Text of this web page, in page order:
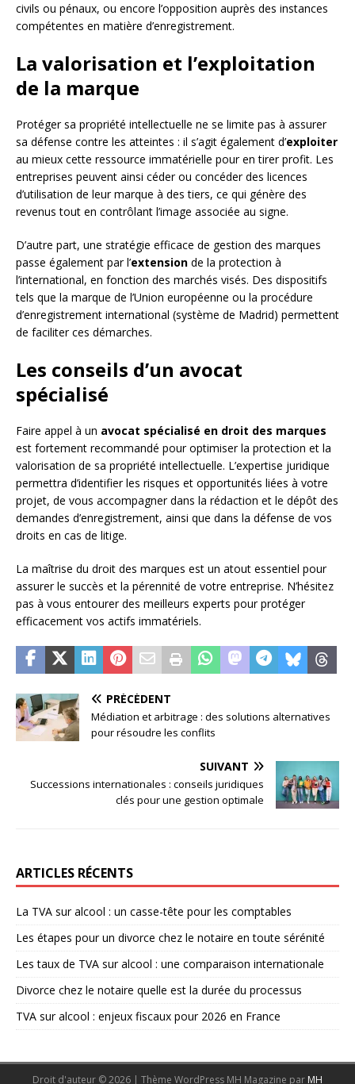
civils ou pénaux, ou encore l’opposition auprès des instances
compétentes en matière d’enregistrement.
La valorisation et l’exploitation
de la marque
Protéger sa propriété intellectuelle ne se limite pas à assurer
sa défense contre les atteintes : il s’agit également d’exploiter
au mieux cette ressource immatérielle pour en tirer profit. Les
entreprises peuvent ainsi céder ou concéder des licences
d’utilisation de leur marque à des tiers, ce qui génère des
revenus tout en contrôlant l’image associée au signe.
D’autre part, une stratégie efficace de gestion des marques
passe également par l’extension de la protection à
l’international, en fonction des marchés visés. Des dispositifs
tels que la marque de l’Union européenne ou la procédure
d’enregistrement international (système de Madrid) permettent
de faciliter ces démarches.
Les conseils d’un avocat
spécialisé
Faire appel à un avocat spécialisé en droit des marques
est fortement recommandé pour optimiser la protection et la
valorisation de sa propriété intellectuelle. L’expertise juridique
permettra d’identifier les risques et opportunités liées à votre
projet, de vous accompagner dans la rédaction et le dépôt des
demandes d’enregistrement, ainsi que dans la défense de vos
droits en cas de litige.
La maîtrise du droit des marques est un atout essentiel pour
assurer le succès et la pérennité de votre entreprise. N’hésitez
pas à vous entourer des meilleurs experts pour protéger
efficacement vos actifs immatériels.
PRÉCÉDENT
Médiation et arbitrage : des solutions alternatives
pour résoudre les conflits
SUIVANT
Successions internationales : conseils juridiques
clés pour une gestion optimale
ARTICLES RÉCENTS
La TVA sur alcool : un casse-tête pour les comptables
Les étapes pour un divorce chez le notaire en toute sérénité
Les taux de TVA sur alcool : une comparaison internationale
Divorce chez le notaire quelle est la durée du processus
TVA sur alcool : enjeux fiscaux pour 2026 en France
Droit d'auteur © 2026 | Thème WordPress MH Magazine par MH